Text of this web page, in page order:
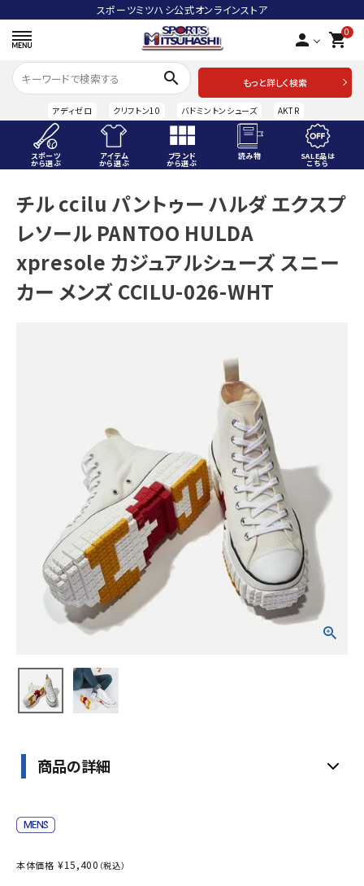
スポーツミツハシ公式オンラインストア
person 0
shopping_cart
search
もっと詳しく検索
アディゼロ クリフトン10 バドミントンシューズ AKTR
スポーツ
から選ぶ
アイテム
から選ぶ
ブランド
から選ぶ
読み物 SALE品は
こちら
ようこそ ゲスト 様
person 会員登録
スポーツから選ぶ
INFORMATIOM
お問い合わせ
メルマガ登録
特定商取引法
プライバシーポリシー
チル ccilu パントゥー ハルダ エクスプ
レソール PANTOO HULDA
xpresole カジュアルシューズ スニー
カー メンズ CCILU-026-WHT
商品の詳細
本体価格 ¥15,400 （税込）